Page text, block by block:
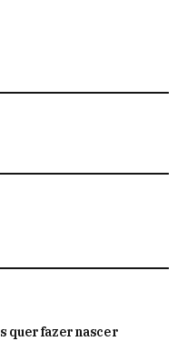
quer fazer nascer